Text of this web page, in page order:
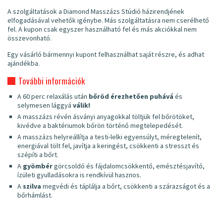
A szolgáltatások a Diamond Masszázs Stúdió házirendjének
elfogadásával vehetők igénybe. Más szolgáltatásra nem cserélhető
fel. A kupon csak egyszer használható fel és más akciókkal nem
összevonható.
Egy vásárló bármennyi kupont felhasználhat saját részre, és adhat
ajándékba.
További információk
A 60 perc relaxálás után bőröd érezhetően puhává és
selymesen lággyá válik!
A masszázs révén ásványi anyagokkal töltjük fel bőrötöket,
kivédve a baktériumok bőrön történő megtelepedését.
A masszázs helyreállítja a testi-lelki egyensúlyt, méregtelenít,
energiával tölt fel, javítja a keringést, csökkenti a stresszt és
szépíti a bőrt.
A gyömbérgörcsoldó és fájdalomcsökkentő, emésztésjavító,
ízületi gyulladásokra is rendkívül hasznos.
A szilva megvédi és táplálja a bőrt, csökkenti a szárazságot és a
bőrhámlást.